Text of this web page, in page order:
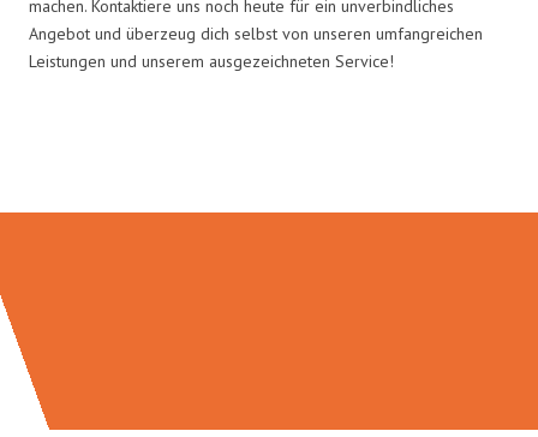
machen. Kontaktiere uns noch heute für ein unverbindliches
Angebot und überzeug dich selbst von unseren umfangreichen
Leistungen und unserem ausgezeichneten Service!